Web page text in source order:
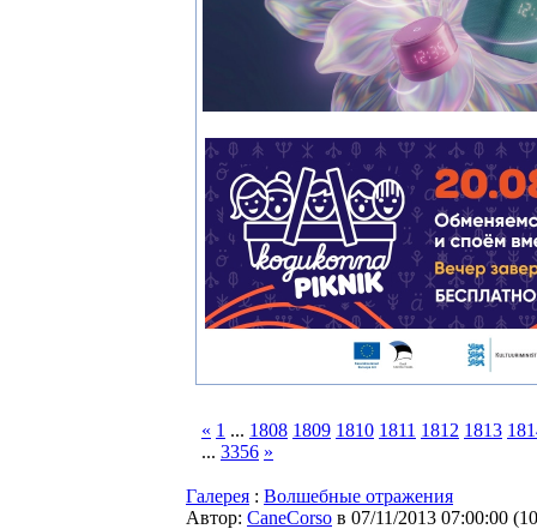
« 1 ... 1808 1809 1810 1811 1812 1813
... 3356 »
Галерея : Волшебные отражения
Автор: CaneCorso в 07/11/2013 07:00:00 (